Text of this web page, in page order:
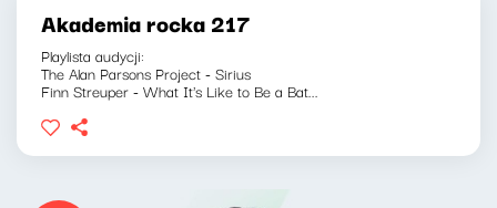
Akademia rocka 217
Playlista audycji:
The Alan Parsons Project - Sirius
Finn Streuper - What It's Like to Be a Bat...